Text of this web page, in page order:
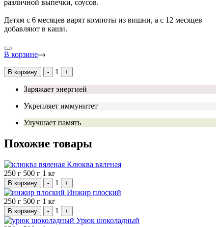
различной выпечки, соусов.
Детям с 6 месяцев варят компоты из вишни, а с 12 месяцев
добавляют в каши.
В корзине
В корзину - 1 +
Заряжает энергией
Укрепляет иммунитет
Улучшает память
Похожие товары
Клюква вяленая
250 г 500 г 1 кг
В корзину - 1 +
Инжир плоский
250 г 500 г 1 кг
В корзину - 1 +
Урюк шоколадный